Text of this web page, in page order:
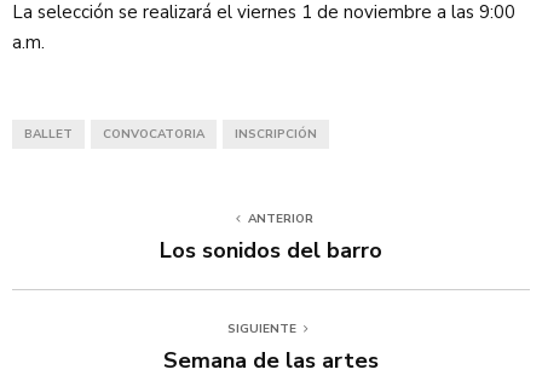
La selección se realizará el viernes 1 de noviembre a las 9:00
a.m.
BALLET CONVOCATORIA INSCRIPCIÓN
ANTERIOR
Los sonidos del barro
SIGUIENTE
Semana de las artes